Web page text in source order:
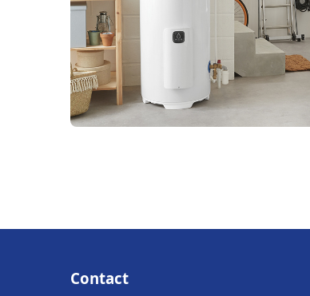
Contact